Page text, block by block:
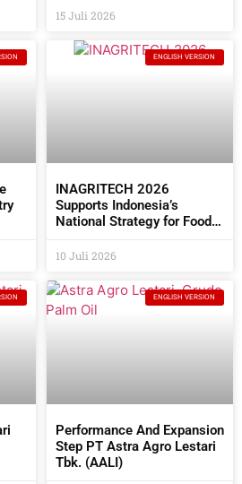
Directors At The 2026 AGM
15 Juli 2026
ENGLISH VERSION
INAGRITECH 2026
Supports Indonesia’s
National Strategy for Food
10 Juli 2026
ENGLISH VERSION
Performance And Expansion
Step PT Astra Agro Lestari
Tbk. (AALI)